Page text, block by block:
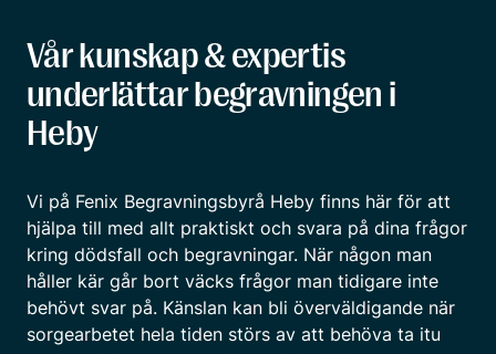
Vår kunskap & expertis
underlättar begravningen i
Heby
Vi på Fenix Begravningsbyrå Heby finns här för att
hjälpa till med allt praktiskt och svara på dina frågor
kring dödsfall och begravningar. När någon man
håller kär går bort väcks frågor man tidigare inte
behövt svar på. Känslan kan bli överväldigande när
sorgearbetet hela tiden störs av att behöva ta itu